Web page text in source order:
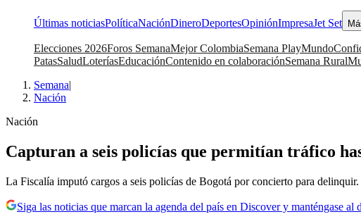
Últimas noticiasPolíticaNaciónDineroDeportesOpiniónImpresaJet Set
Elecciones 2026Foros SemanaMejor ColombiaSemana PlayMundo
PatasSaludLoteríasEducaciónContenido en colaboraciónSemana Rural
Semana|
Nación
Nación
Capturan a seis policías que permitían tráfico
La Fiscalía imputó cargos a seis policías de Bogotá por concierto para
Siga las noticias que marcan la agenda del país en Discover y manténgase al